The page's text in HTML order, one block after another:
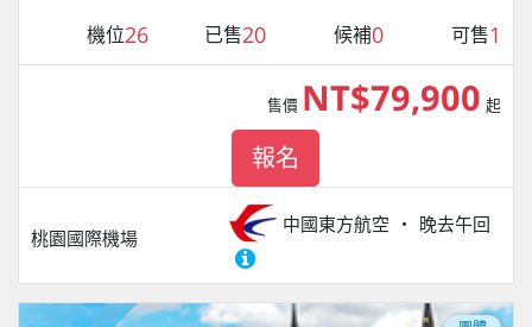
機位26 已售20 候補0 可售1
桃園國際機場
中國東方航空 晚去午回
售價 NT$79,900 起
報名